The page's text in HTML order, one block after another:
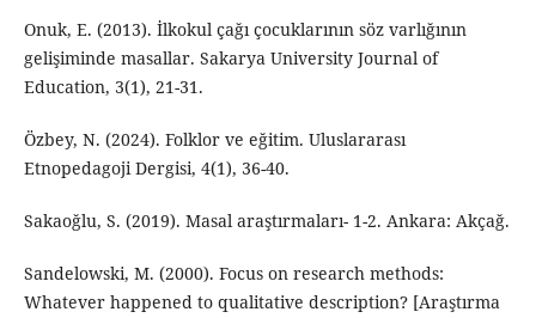
Onuk, E. (2013). İlkokul çağı çocuklarının söz varlığının
gelişiminde masallar. Sakarya University Journal of
Education, 3(1), 21-31.
Özbey, N. (2024). Folklor ve eğitim. Uluslararası
Etnopedagoji Dergisi, 4(1), 36-40.
Sakaoğlu, S. (2019). Masal araştırmaları- 1-2. Ankara: Akçağ.
Sandelowski, M. (2000). Focus on research methods:
Whatever happened to qualitative description? [Araştırma